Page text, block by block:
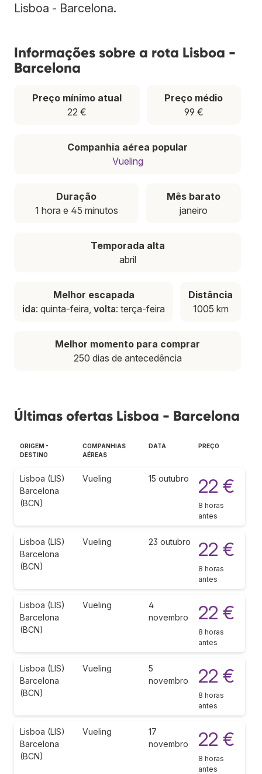
Lisboa - Barcelona.
Informações sobre a rota Lisboa -
Barcelona
Preço mínimo atual
22 €
Preço médio
99 €
Companhia aérea popular
Vueling
Duração
1 hora e 45 minutos
Mês barato
janeiro
Temporada alta
abril
Melhor escapada
ida: quinta-feira, volta: terça-feira
Distância
1005 km
Melhor momento para comprar
250 dias de antecedência
Últimas ofertas Lisboa - Barcelona
ORIGEM -
DESTINO
COMPANHIAS
AÉREAS
DATA PREÇO
Lisboa (LIS)
Barcelona
(BCN)
Vueling 15 outubro 22 €
8 horas
antes
Lisboa (LIS)
Barcelona
(BCN)
Vueling 23 outubro 22 €
8 horas
antes
Lisboa (LIS)
Barcelona
(BCN)
Vueling
4
novembro
22 €
8 horas
antes
Lisboa (LIS)
Barcelona
(BCN)
Vueling
5
novembro
22 €
8 horas
antes
Lisboa (LIS)
Barcelona
(BCN)
Vueling
17
novembro
22 €
8 horas
antes